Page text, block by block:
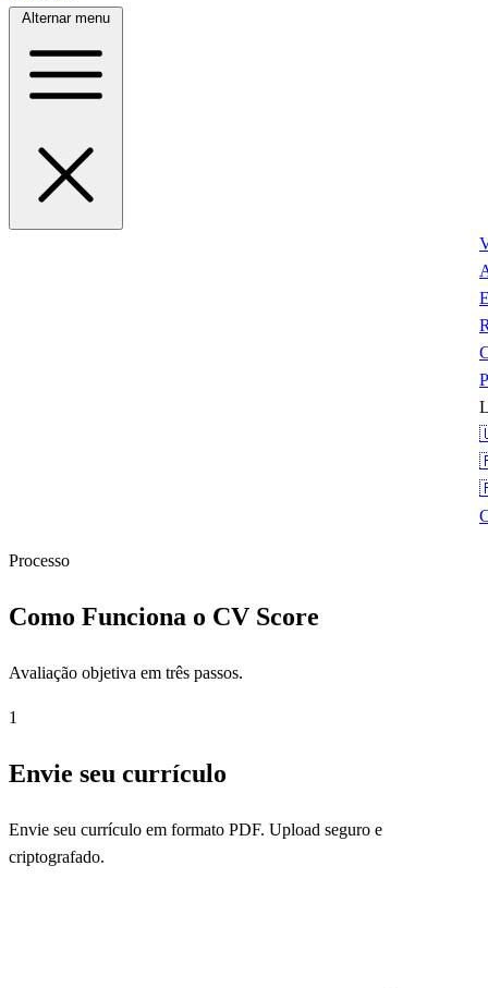
Alternar menu
Processo
Como Funciona o CV Score
Avaliação objetiva em três passos.
1
Envie seu currículo
Envie seu currículo em formato PDF. Upload seguro e
criptografado.